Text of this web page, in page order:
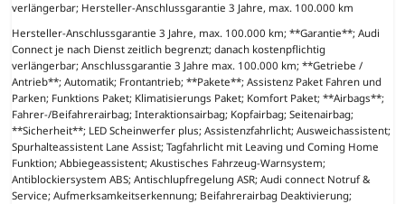
verlängerbar; Hersteller-Anschlussgarantie 3 Jahre, max. 100.000 km
Hersteller-Anschlussgarantie 3 Jahre, max. 100.000 km; **Garantie**; Audi
Connect je nach Dienst zeitlich begrenzt; danach kostenpflichtig
verlängerbar; Anschlussgarantie 3 Jahre max. 100.000 km; **Getriebe /
Antrieb**; Automatik; Frontantrieb; **Pakete**; Assistenz Paket Fahren und
Parken; Funktions Paket; Klimatisierungs Paket; Komfort Paket; **Airbags**;
Fahrer-/Beifahrerairbag; Interaktionsairbag; Kopfairbag; Seitenairbag;
**Sicherheit**; LED Scheinwerfer plus; Assistenzfahrlicht; Ausweichassistent;
Spurhalteassistent Lane Assist; Tagfahrlicht mit Leaving und Coming Home
Funktion; Abbiegeassistent; Akustisches Fahrzeug-Warnsystem;
Antiblockiersystem ABS; Antischlupfregelung ASR; Audi connect Notruf &
Service; Aufmerksamkeitserkennung; Beifahrerairbag Deaktivierung;